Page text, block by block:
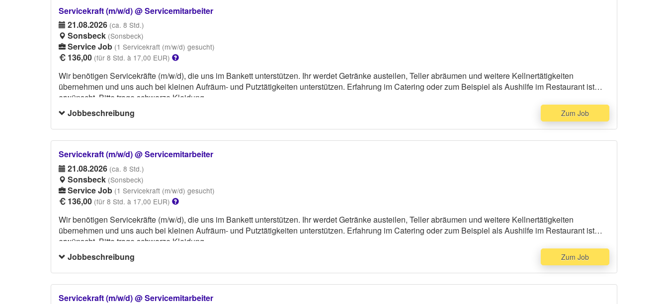
Servicekraft (m/w/d) @ Servicemitarbeiter
21.08.2026 (ca. 8 Std.)
Sonsbeck (Sonsbeck)
Service Job (1 Servicekraft (m/w/d) gesucht)
136,00 (für 8 Std. à 17,00 EUR)
Wir benötigen Servicekräfte (m/w/d), die uns im Bankett unterstützen. Ihr werdet Getränke austeilen, Teller abräumen und weitere Kellnertätigkeiten
übernehmen und uns auch bei kleinen Aufräum- und Putztätigkeiten unterstützen. Erfahrung im Catering oder zum Beispiel als Aushilfe im Restaurant ist
erwünscht. Bitte trage schwarze Kleidung.
Jobbeschreibung
Zum Job
Servicekraft (m/w/d) @ Servicemitarbeiter
21.08.2026 (ca. 8 Std.)
Sonsbeck (Sonsbeck)
Service Job (1 Servicekraft (m/w/d) gesucht)
136,00 (für 8 Std. à 17,00 EUR)
Wir benötigen Servicekräfte (m/w/d), die uns im Bankett unterstützen. Ihr werdet Getränke austeilen, Teller abräumen und weitere Kellnertätigkeiten
übernehmen und uns auch bei kleinen Aufräum- und Putztätigkeiten unterstützen. Erfahrung im Catering oder zum Beispiel als Aushilfe im Restaurant ist
erwünscht. Bitte trage schwarze Kleidung.
Jobbeschreibung
Zum Job
Servicekraft (m/w/d) @ Servicemitarbeiter